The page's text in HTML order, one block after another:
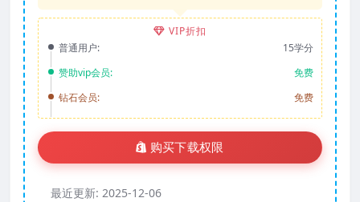
VIP折扣
普通用户:
15学分
赞助vip会员:
免费
钻石会员:
免费
购买下载权限
最近更新: 2025-12-06